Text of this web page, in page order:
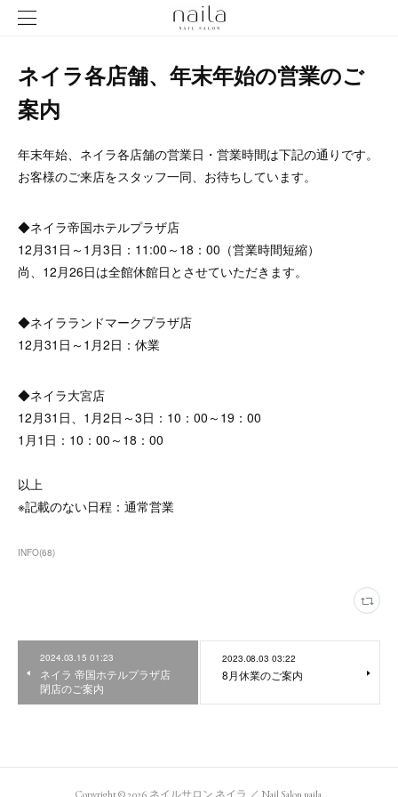
ネイラ各店舗、年末年始の営業のご
案内
年末年始、ネイラ各店舗の営業日・営業時間は下記の通りです。
お客様のご来店をスタッフ一同、お待ちしています。
◆ネイラ帝国ホテルプラザ店
12月31日～1月3日：11:00～18：00（営業時間短縮）
尚、12月26日は全館休館日とさせていただきます。
◆ネイラランドマークプラザ店
12月31日～1月2日：休業
◆ネイラ大宮店
12月31日、1月2日～3日：10：00～19：00
1月1日：10：00～18：00
以上
※記載のない日程：通常営業
INFO(68)
2024.03.15 01:23
ネイラ 帝国ホテルプラザ店
閉店のご案内
2023.08.03 03:22
8月休業のご案内